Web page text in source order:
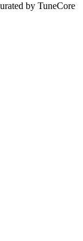
by TuneCore